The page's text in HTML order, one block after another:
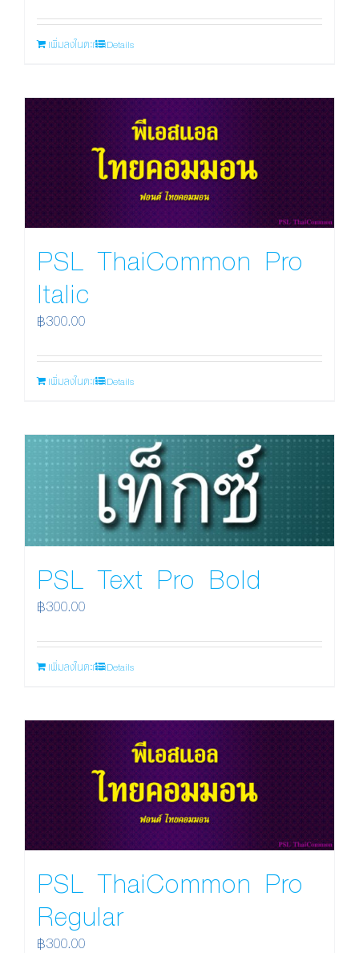
เพิ่มลงในตะกร้าDetails
PSL ThaiCommon Pro
Italic
฿300.00
เพิ่มลงในตะกร้าDetails
PSL Text Pro Bold
฿300.00
เพิ่มลงในตะกร้าDetails
PSL ThaiCommon Pro
Regular
฿300.00